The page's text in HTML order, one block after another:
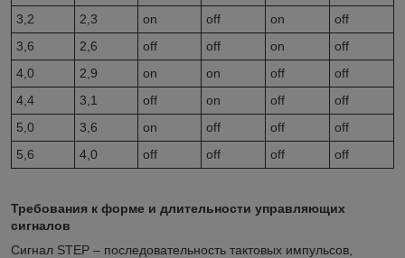
3,2
2,3 on off on
off
3,6
2,6 off off on
off
4,0
2,9 on on off
off
4,4
3,1 off on off
off
5,0
3,6 on off off
off
5,6
4,0 off off off off
Требования к форме и длительности управляющих
сигналов
Сигнал STEP – последовательность тактовых импульсов,